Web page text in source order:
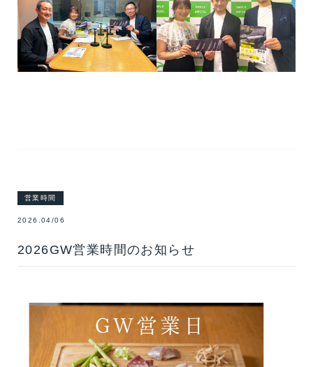
営業時間
2026.04/06
2026GW営業時間のお知らせ